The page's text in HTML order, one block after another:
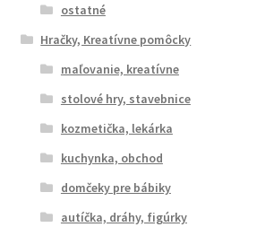
ostatné
Hračky, Kreatívne pomôcky
maľovanie, kreatívne
stolové hry, stavebnice
kozmetička, lekárka
kuchynka, obchod
domčeky pre bábiky
autíčka, dráhy, figúrky